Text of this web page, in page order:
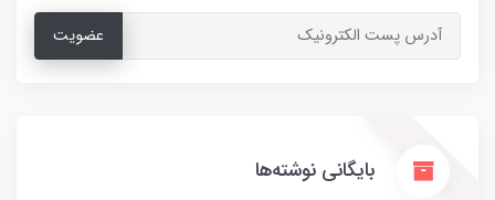
عضویت
بایگانی نوشته‌ها